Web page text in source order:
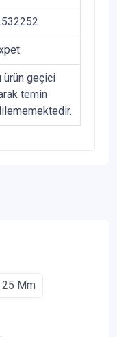
ürün geçici
temin
25 Mm